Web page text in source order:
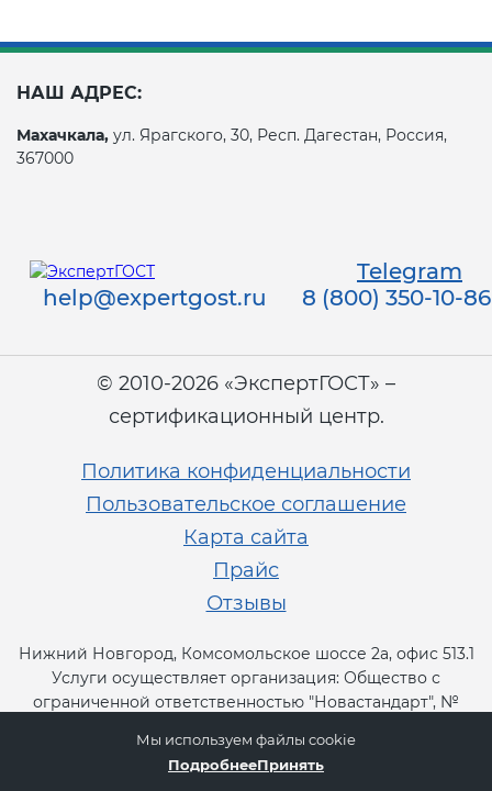
НАШ АДРЕС:
Махачкала, ул. Ярагского, 30, Респ. Дагестан, Россия,
367000
Telegram
help@expertgost.ru
8 (800) 350-10-86
© 2010-2026 «ЭкспертГОСТ» –
сертификационный центр.
Политика конфиденциальности
Пользовательское соглашение
Карта сайта
Прайс
Отзывы
Нижний Новгород, Комсомольское шоссе 2а, офис 513.1
Услуги осуществляет организация: Общество с
ограниченной ответственностью "Новастандарт", №
Мы используем файлы cookie
ПодробнееПринять